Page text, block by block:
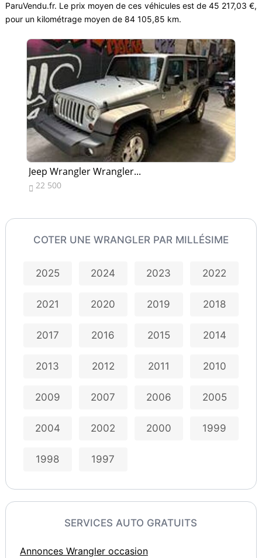
ParuVendu.fr. Le prix moyen de ces véhicules est de 45 217,03 €,
pour un kilométrage moyen de 84 105,85 km.
Jeep Wrangler Wrangler...
 22 500
COTER UNE WRANGLER PAR MILLÉSIME
2025 2024 2023 2022
2021 2020 2019 2018
2017 2016 2015 2014
2013 2012 2011 2010
2009 2007 2006 2005
2004 2002 2000 1999
1998 1997
SERVICES AUTO GRATUITS
Annonces Wrangler occasion